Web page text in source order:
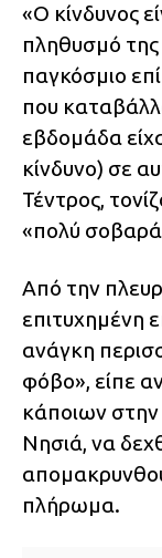
«Ο κίνδυνος
πληθυσμό της
παγκόσμιο
που
εβδομάδα
κίνδυνο) σε
Τέντρος,
«πολύ
Από την
επιτυχημένη
ανάγκη
φόβο», είπε
κάποιων στην
Νησιά, να
πλήρωμα.